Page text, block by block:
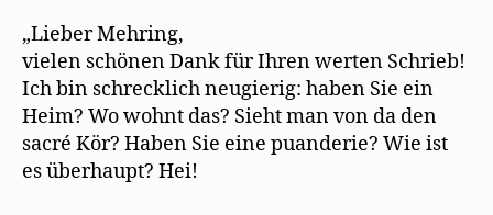
„Lieber Mehring,
vielen schönen Dank für Ihren werten Schrieb!
Ich bin schrecklich neugierig: haben Sie ein
Heim? Wo wohnt das? Sieht man von da den
sacré Kör? Haben Sie eine puanderie? Wie ist
es überhaupt? Hei!